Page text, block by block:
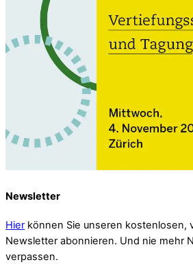
Newsletter
Hier können Sie unseren kostenlosen,
Newsletter abonnieren. Und nie mehr
verpassen.